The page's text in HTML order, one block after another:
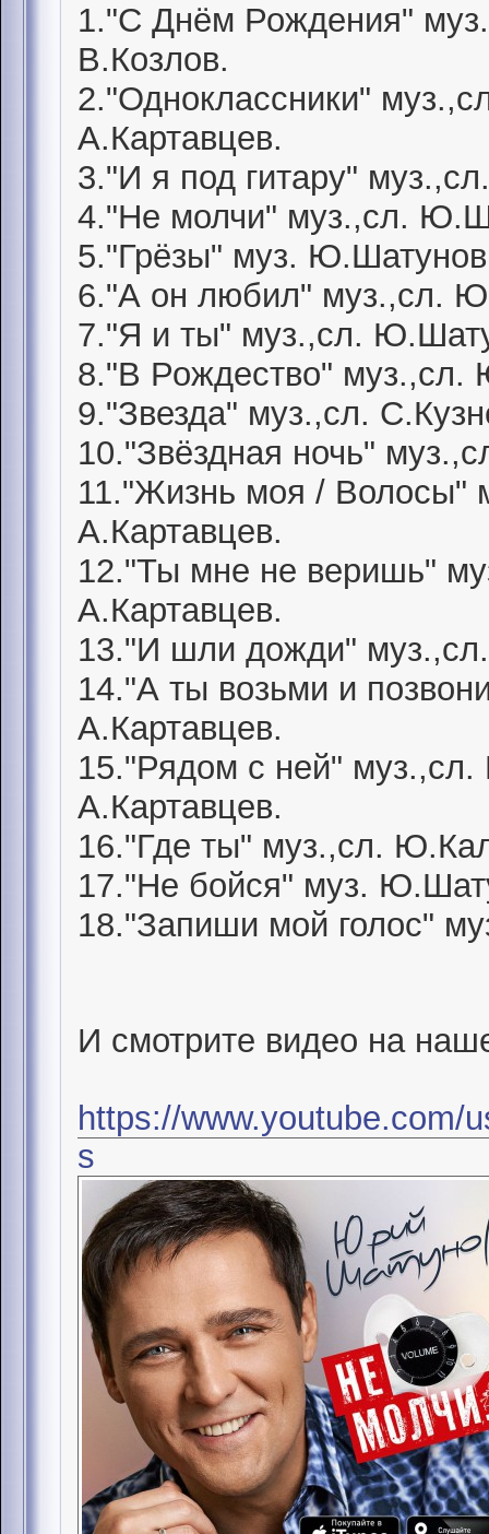
1."С Днём Рождения"
В.Козлов.
2."Одноклассники"
А.Картавцев.
3."И я под гитару"
4."Не молчи" муз.,сл.
5."Грёзы" муз.
6."А он любил" муз.,сл.
7."Я и ты" муз.,сл.
8."В Рождество"
9."Звезда" муз.,сл.
10."Звёздная ночь"
11."Жизнь моя / Волосы"
А.Картавцев.
12."Ты мне не веришь"
А.Картавцев.
13."И шли дожди"
14."А ты возьми и
А.Картавцев.
15."Рядом с ней"
А.Картавцев.
16."Где ты" муз.,сл.
17."Не бойся" муз.
18."Запиши мой голос"
И смотрите видео на
https://www.youtube.com/
s